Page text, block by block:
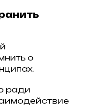
о
ради